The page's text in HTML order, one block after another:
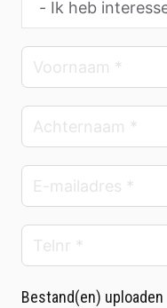
Bestand(en) uploaden